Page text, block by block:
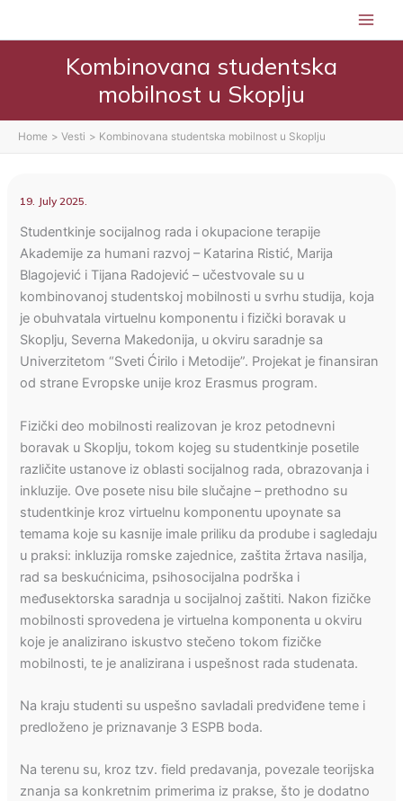
Kombinovana studentska
mobilnost u Skoplju
Home Vesti Kombinovana studentska mobilnost u Skoplju
19. July 2025.
Studentkinje socijalnog rada i okupacione terapije
Akademije za humani razvoj – Katarina Ristić, Marija
Blagojević i Tijana Radojević – učestvovale su u
kombinovanoj studentskoj mobilnosti u svrhu studija, koja
je obuhvatala virtuelnu komponentu i fizički boravak u
Skoplju, Severna Makedonija, u okviru saradnje sa
Univerzitetom “Sveti Ćirilo i Metodije”. Projekat je finansiran
od strane Evropske unije kroz Erasmus program.
Fizički deo mobilnosti realizovan je kroz petodnevni
boravak u Skoplju, tokom kojeg su studentkinje posetile
različite ustanove iz oblasti socijalnog rada, obrazovanja i
inkluzije. Ove posete nisu bile slučajne – prethodno su
studentkinje kroz virtuelnu komponentu upoynate sa
temama koje su kasnije imale priliku da prodube i sagledaju
u praksi: inkluzija romske zajednice, zaštita žrtava nasilja,
rad sa beskućnicima, psihosocijalna podrška i
međusektorska saradnja u socijalnoj zaštiti. Nakon fizičke
mobilnosti sprovedena je virtuelna komponenta u okviru
koje je analizirano iskustvo stečeno tokom fizičke
mobilnosti, te je analizirana i uspešnost rada studenata.
Na kraju studenti su uspešno savladali predviđene teme i
predloženo je priznavanje 3 ESPB boda.
Na terenu su, kroz tzv. field predavanja, povezale teorijska
znanja sa konkretnim primerima iz prakse, što je dodatno